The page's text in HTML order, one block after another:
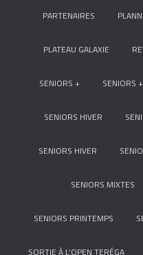
PARTENAIRES
PLATEAU GALAXIE
SENIORS + SENIORS +
SENIORS HIVER
SENIORS HIVER
SENIORS MIXTES
SENIORS PRINTEMPS
SORTIE À L’OPEN TERÉGA